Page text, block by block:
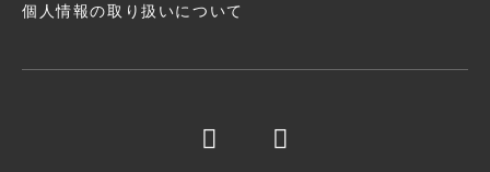
個人情報の取り扱いについて